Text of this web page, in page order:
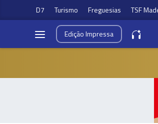
D7 Turismo Freguesias TSF
EdiçãoImpressa